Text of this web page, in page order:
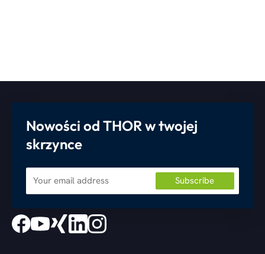
Nowości od THOR w twojej
skrzynce